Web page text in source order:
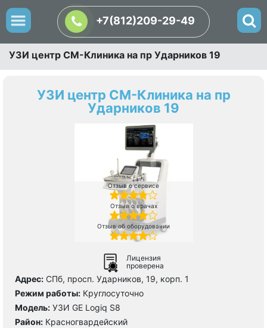
+7(812)209-29-49
УЗИ центр СМ-Клиника на пр Ударников 19
УЗИ центр СМ-Клиника на пр
Ударников 19
Отзыв о сервисе
Отзыв о врачах
Отзыв об оборудовании
Лицензия
проверена
Адрес: СПб, просп. Ударников, 19, корп. 1
Режим работы: Круглосуточно
Модель: УЗИ GE Logiq S8
Район: Красногвардейский